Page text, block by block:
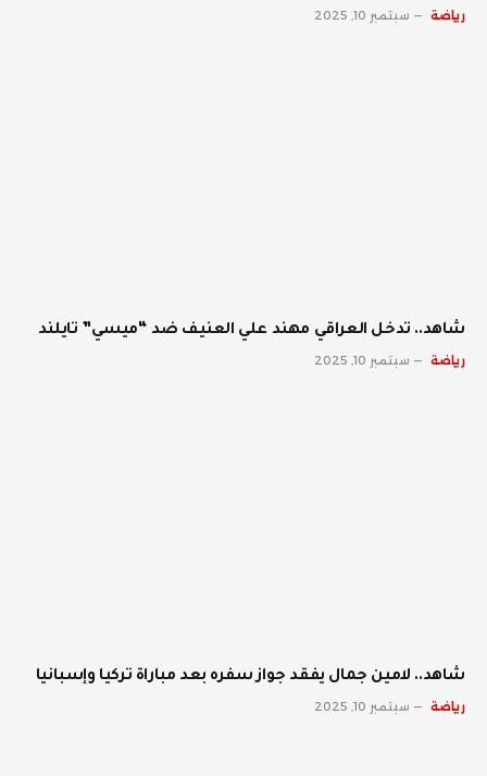
رياضة سبتمبر 10, 2025
شاهد.. تدخل العراقي مهند علي العنيف ضد “ميسي” تايلند
رياضة سبتمبر 10, 2025
شاهد.. لامين جمال يفقد جواز سفره بعد مباراة تركيا وإسبانيا
رياضة سبتمبر 10, 2025